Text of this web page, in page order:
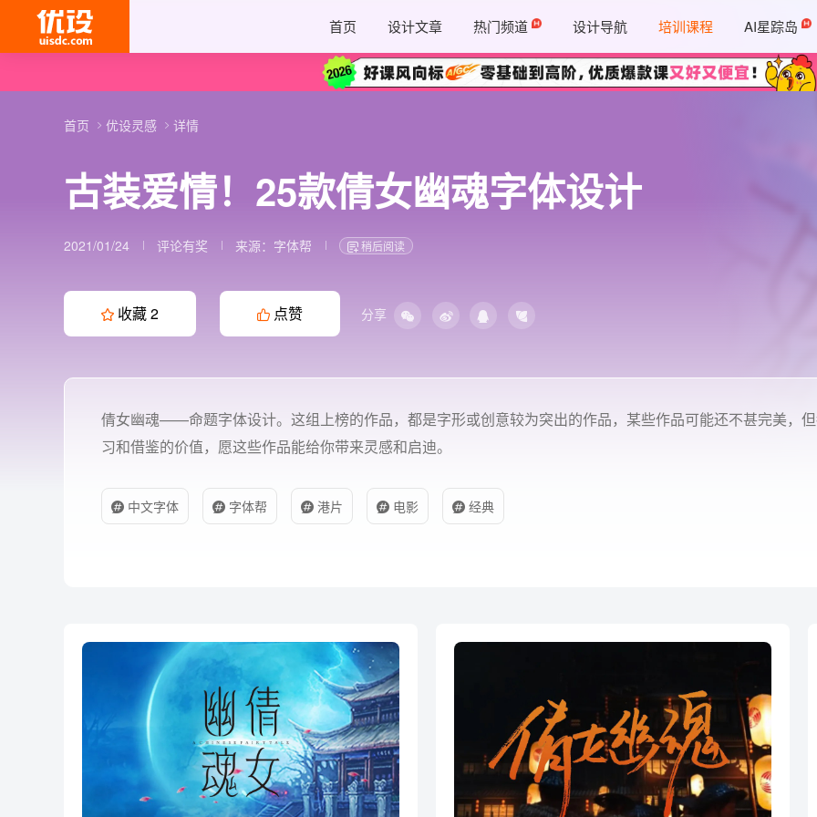
首页 设计文章 热门频道 设计导航 培训课程 AI星踪岛
首页 优设灵感 详情
古装爱情！25款倩女幽魂字体设计
2021/01/24 评论有奖 来源： 字体帮 稍后阅读
收藏2 点赞 分享
倩女幽魂——命题字体设计。这组上榜的作品，都是字形或创意较为突出的作品，某些作品可能还不甚完美，
习和借鉴的价值，愿这些作品能给你带来灵感和启迪。
中文字体 字体帮 港片 电影 经典